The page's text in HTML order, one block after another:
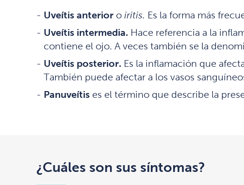
Uveítis anterioro iritis. Es la forma más
Uveítis intermedia. Hace referencia a la
contiene el ojo. A veces también se la
Uveítis posterior. Es la inflamación que
También puede afectar a los vasos
Panuveítises el término que describe la
¿Cuáles son sus síntomas?